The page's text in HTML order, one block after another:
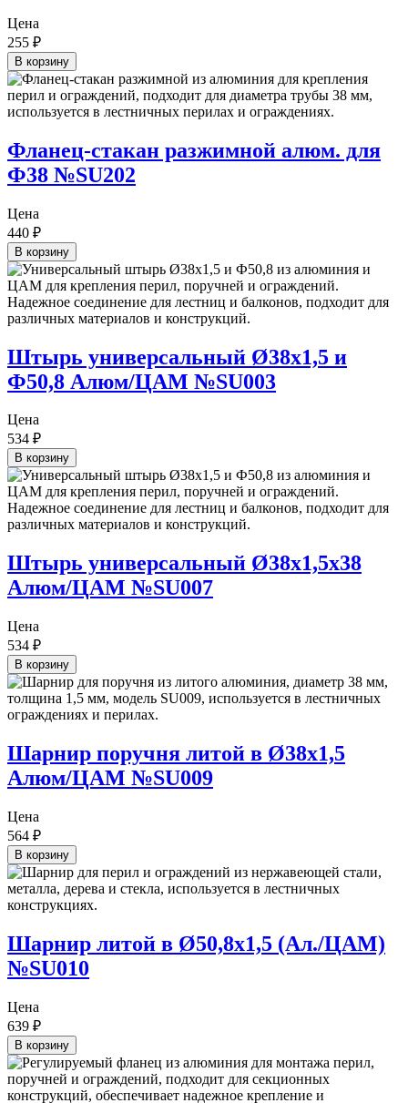
Цена
255 ₽
В корзину
Фланец-стакан разжимной алюм. для
Ф38 №SU202
Цена
440 ₽
В корзину
Штырь универсальный Ø38х1,5 и
Ф50,8 Алюм/ЦАМ №SU003
Цена
534 ₽
В корзину
Штырь универсальный Ø38х1,5х38
Алюм/ЦАМ №SU007
Цена
534 ₽
В корзину
Шарнир поручня литой в Ø38х1,5
Алюм/ЦАМ №SU009
Цена
564 ₽
В корзину
Шарнир литой в Ø50,8х1,5 (Ал./ЦАМ)
№SU010
Цена
639 ₽
В корзину